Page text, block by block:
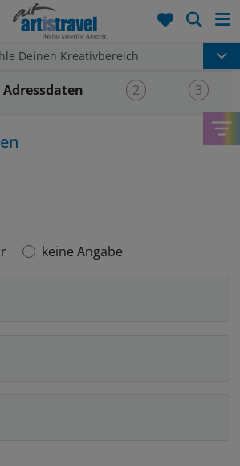
Deinen Kreativbereich
Schritt: 2 3
keine Angabe